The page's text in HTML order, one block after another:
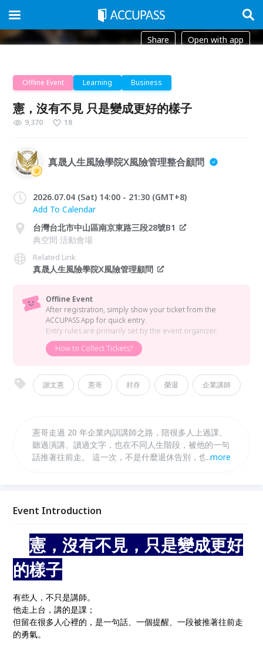
Share Open with app
Offline Event Learning Business
憲，沒有不見 只是變成更好的樣子
9,370 18
真晟人生風險學院X風險管理整合顧問
2026.07.04 (Sat) 14:00 - 21:30 (GMT+8)
Add To Calendar
台灣台北市中山區南京東路三段28號B1
典空間 活動會場
Related Link
真晟人生風險學院X風險管理顧問
Offline Event
After registration, simply show your ticket from the
ACCUPASS App for quick entry.
Entry rules are primarily set by the event organizer.
How to Collect Tickets?
謝文憲 憲哥 封存 榮退 企業講師
憲哥走過 20 年企業內訓講師之路，陪很多人上過課、
聽過演講、讀過文字，也在不同人生階段，被他的一句
話推著往前走。 這一次，不是什麼退休告別，也不是
...more
Event Introduction
🎤憲，沒有不見，只是變成更好
的樣子
有些人，不只是講師。
他走上台，講的是課；
但留在很多人心裡的，是一句話、一個提醒、一段被推著往前走
的勇氣。